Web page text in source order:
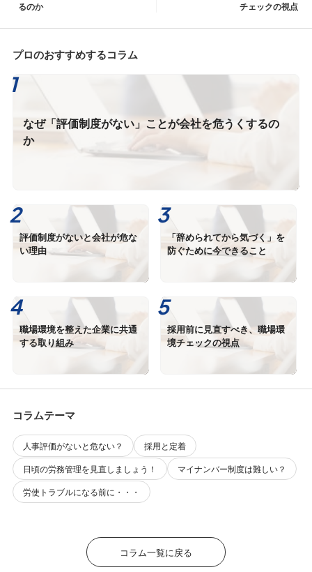
るのか
チェックの視点
プロのおすすめするコラム
なぜ「評価制度がない」ことが会社を危うくするの
か
評価制度がないと会社が危な
い理由
「辞められてから気づく」を
防ぐために今できること
職場環境を整えた企業に共通
する取り組み
採用前に見直すべき、職場環
境チェックの視点
コラムテーマ
人事評価がないと危ない？
採用と定着
日頃の労務管理を見直しましょう！
マイナンバー制度は難しい？
労使トラブルになる前に・・・
コラム一覧に戻る